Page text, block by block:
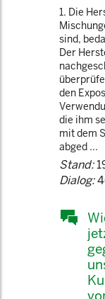
1. Die
sind,
Der
den
die ihm
mit dem
abged ...
Stand:
Dialog: